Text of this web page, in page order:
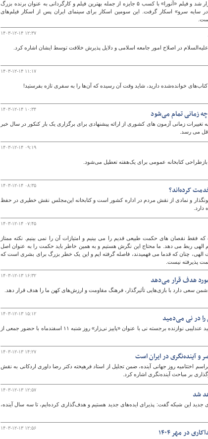
مراسم نود و هفتمین دوره جوایز سینمایی اسکار برگزار شد و فیلم «آنورا» با کسب ۵ جایزه از جمله بهترین فیلم و کارگردانی به عنوان برنده بزرگ
سایه سرو» اسکار گرفت. این سومین اسکار برای سینمای ایران پس از اسکار فیلم‌های
۱۴۰۳-۱۲-۱۴ ۱۲:۳۷
در اصلاح امور جامعه اسلامی و دلایل پذیرش خلافت توسط ایشان اشاره کرد.
۱۴۰۳-۱۲-۱۴ ۱۱:۱۷
خوانده‌شده دارید، شاید وقت آن رسیده که آن‌ها را به سفری تازه بفرستید!
۱۴۰۳-۱۲-۱۴ ۱۰:۳۴
زمانی آزمون های کشوری از ارائه پیشنهادی برای برگزاری یک بار کنکور در سال خبر
می رسد.
۱۴۰۳-۱۲-۱۴ ۰۹:۱۹
بازطراحی کتابخانه عمومی برای یک‌هفته تعطیل می‌شود.
۱۴۰۳-۱۲-۱۴ ۰۸:۳۵ کرده‌اند؟
و نمادی از نقش مردم در اداره کشور است و کتابخانه این‌مجلس نقش خطیری در حفظ
۱۴۰۳-۱۲-۱۴ ۰۷:۴۵
فقط نقصان های حکمت طبیعی قدیم را می بینیم و امتیازات آن را نمی بینیم. نکته ممتاز
ربط می دهد. ما محتاج این نگرش هستیم و به همین خاطر باید حکمت را به عنوان اصل
چنان که قدما می فهمیدند، فاصله گرفته ایم و این یک خطر بزرگ برای بشری است که
پذیرفته نیست.
۱۴۰۳-۱۲-۱۳ ۱۶:۳۲ هدف قرار می‌دهد
سعی دارد با بازی‌هایی تأثیرگذار، فرهنگ مقاومت و ارزش‌های کهن ما را هدف قرار دهد.
۱۴۰۳-۱۲-۱۳ ۱۵:۱۲ در نی‌ می‌دمید
آیین گرامیداشت اولین سالگرد درگذشت زنده‌یاد جمشید عندلیبی نوازنده برجسته نی با عنوان «پاییز نی‌زار» روز شنبه ۱۱ اسفندماه با حضور جمعی از
۱۴۰۳-۱۲-۱۳ ۱۴:۲۷ و آینده‌نگری در ایران است
اختتامیه روز جهانی آینده، ضمن تجلیل از استاد فرهیخته دکتر رضا داوری اردکانی به نقش
بر مباحث آینده‌نگری اشاره کرد.
۱۴۰۳-۱۲-۱۳ ۱۲:۵۷ شد
این شبکه گفت: پذیرای ایده‌های جدید هستیم و هدف‌گذاری کرده‌ایم، تا سه سال آینده،
۱۴۰۳-۱۲-۱۳ ۱۲:۵۶ در مهر ۱۴۰۴